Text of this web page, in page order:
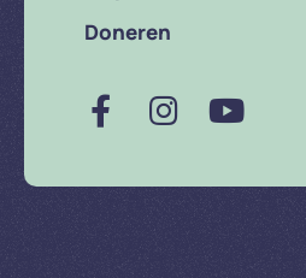
Doneren